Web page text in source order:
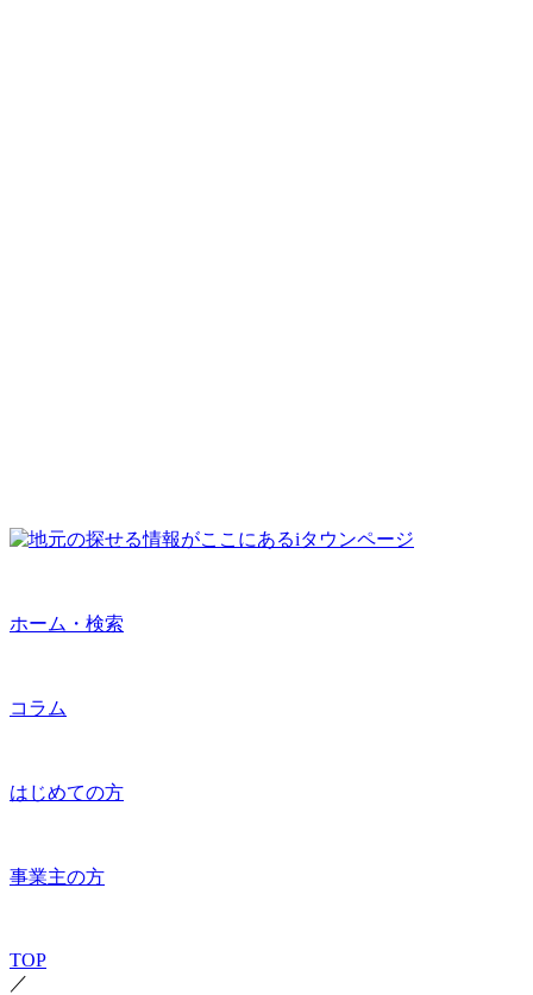
ホーム・検索
コラム
はじめての方
事業主の方
TOP
／